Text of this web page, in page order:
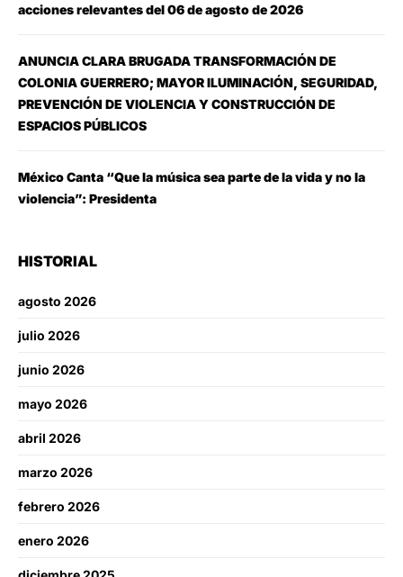
acciones relevantes del 06 de agosto de 2026
ANUNCIA CLARA BRUGADA TRANSFORMACIÓN DE
COLONIA GUERRERO; MAYOR ILUMINACIÓN, SEGURIDAD,
PREVENCIÓN DE VIOLENCIA Y CONSTRUCCIÓN DE
ESPACIOS PÚBLICOS
México Canta “Que la música sea parte de la vida y no la
violencia”: Presidenta
HISTORIAL
agosto 2026
julio 2026
junio 2026
mayo 2026
abril 2026
marzo 2026
febrero 2026
enero 2026